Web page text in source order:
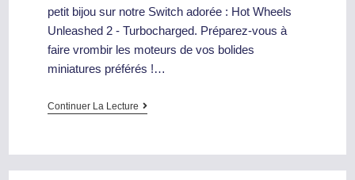
petit bijou sur notre Switch adorée : Hot Wheels
Unleashed 2 - Turbocharged. Préparez-vous à
faire vrombir les moteurs de vos bolides
miniatures préférés !…
Continuer La Lecture